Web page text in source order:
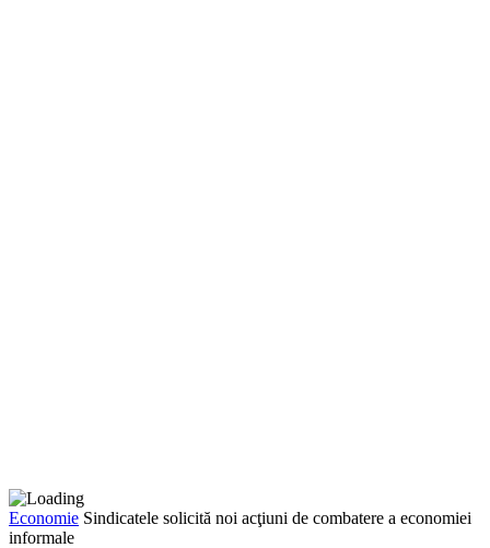
Economie Sindicatele solicită noi acţiuni de combatere a economiei
informale